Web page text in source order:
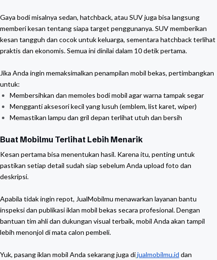
Gaya bodi misalnya sedan, hatchback, atau SUV juga bisa langsung
memberi kesan tentang siapa target penggunanya. SUV memberikan
kesan tangguh dan cocok untuk keluarga, sementara hatchback terlihat
praktis dan ekonomis. Semua ini dinilai dalam 10 detik pertama.
Jika Anda ingin memaksimalkan penampilan mobil bekas, pertimbangkan
untuk:
Membersihkan dan memoles bodi mobil agar warna tampak segar
Mengganti aksesori kecil yang lusuh (emblem, list karet, wiper)
Memastikan lampu dan gril depan terlihat utuh dan bersih
Buat Mobilmu Terlihat Lebih Menarik
Kesan pertama bisa menentukan hasil. Karena itu, penting untuk
pastikan setiap detail sudah siap sebelum Anda upload foto dan
deskripsi.
Apabila tidak ingin repot, JualMobilmu menawarkan layanan bantu
inspeksi dan publikasi iklan mobil bekas secara profesional. Dengan
bantuan tim ahli dan dukungan visual terbaik, mobil Anda akan tampil
lebih menonjol di mata calon pembeli.
Yuk, pasang iklan mobil Anda sekarang juga dijualmobilmu.id dan